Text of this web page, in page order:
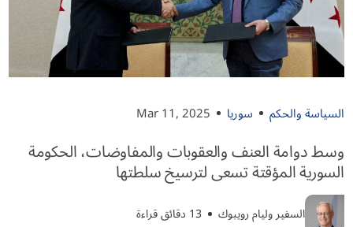
السياسة والحكم سوريا Mar 11, 2025
وسط دوامة العنف والعقوبات والمفاوضات، الحكومة
السورية المؤقتة تسعى لترسيخ سلطتها
السفير وليام رويبوك 13 دقائق قراءة